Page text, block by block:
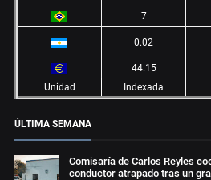
7
0.02
44.15
Unidad
Indexada
ÚLTIMA SEMANA
Comisaría de Carlos Reyles
conductor atrapado tras un